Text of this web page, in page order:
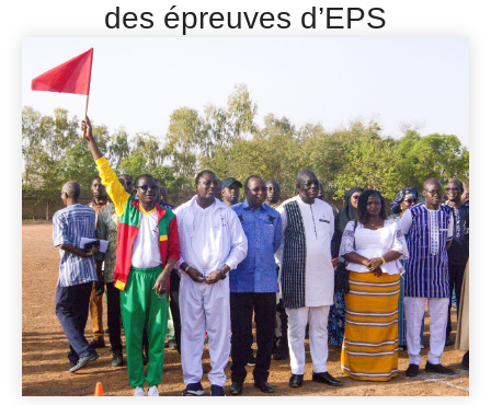
des épreuves d’EPS